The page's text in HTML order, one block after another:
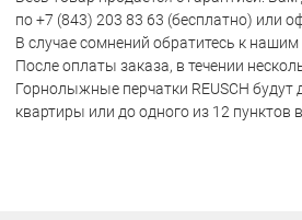
по +7 (843) 203 83 63 (бесплатно) или
В случае сомнений обратитесь к нашим
После оплаты заказа, в течении
Горнолыжные перчатки REUSCH будут
квартиры или до одного из 12 пунктов